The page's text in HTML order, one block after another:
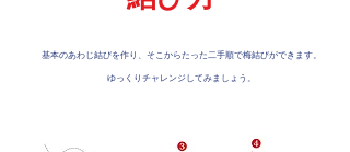
​基本のあわじ結びを作り、そこからたった二手順で梅結びができます。
ゆっくりチャレンジしてみましょう。